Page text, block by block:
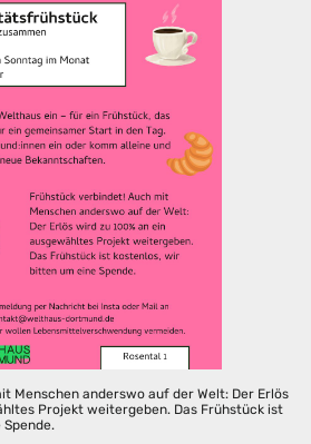
Menschen anderswo auf der Welt: Der Erlös
Projekt weitergeben. Das Frühstück ist